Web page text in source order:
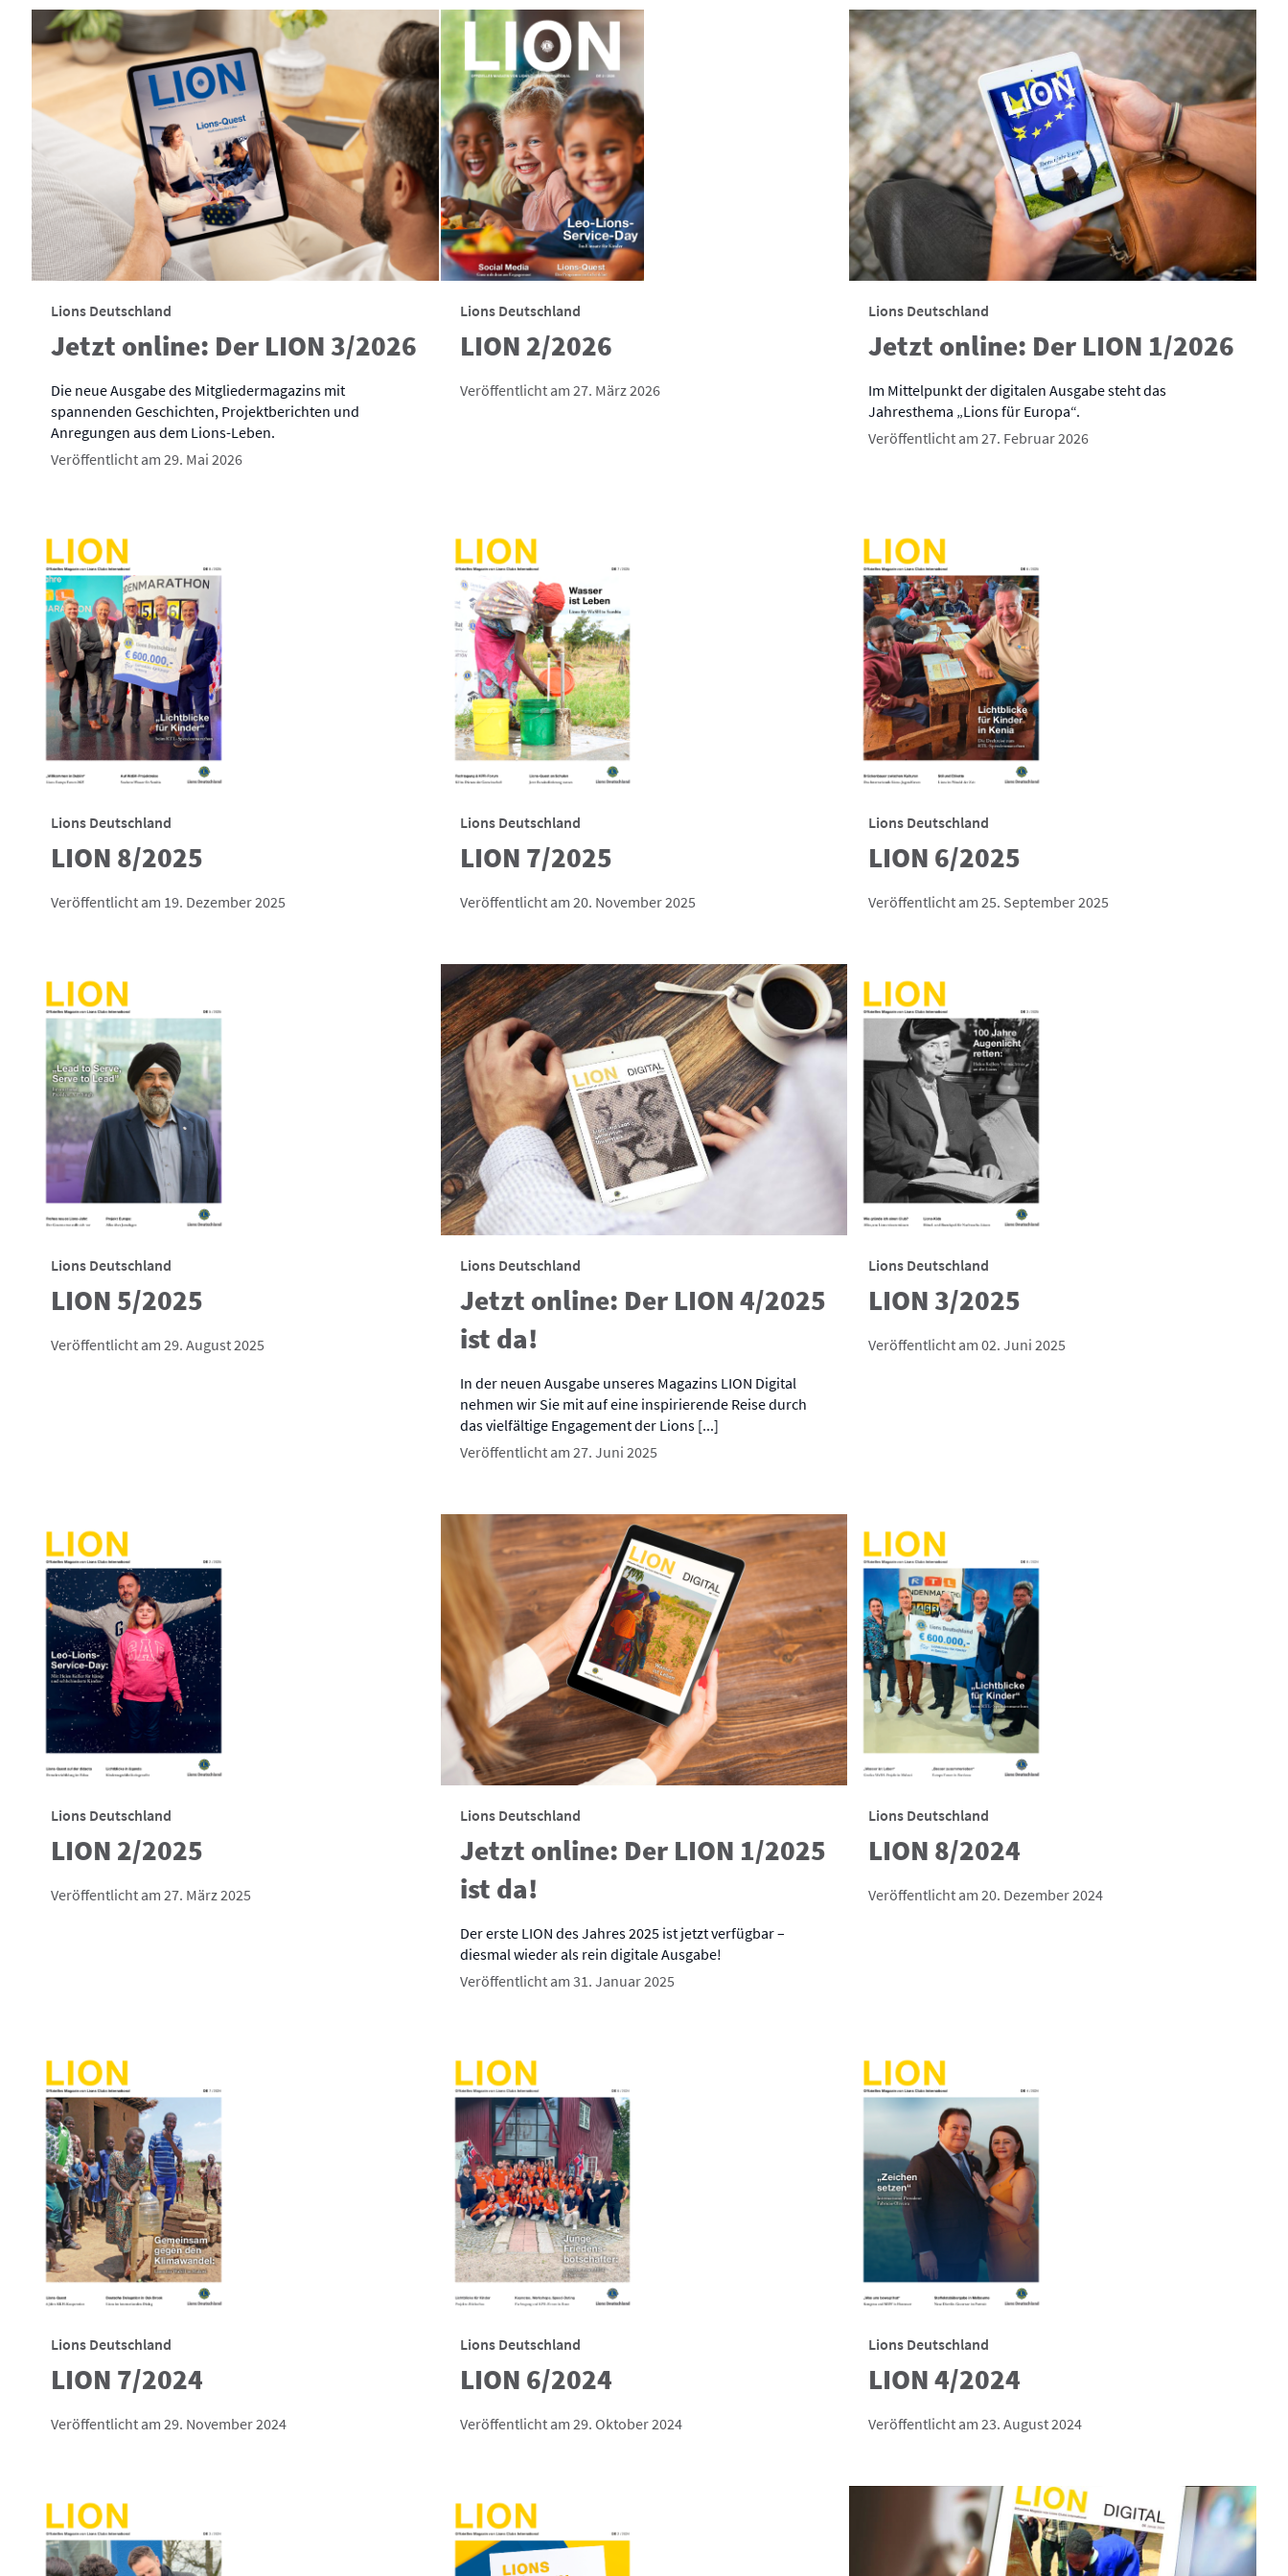
Lions Deutschland
Jetzt online: Der LION 3/2026
Die neue Ausgabe des Mitgliedermagazins mit
spannenden Geschichten, Projektberichten und
Anregungen aus dem Lions-Leben.
Veröffentlicht am 29. Mai 2026
Lions Deutschland
LION 2/2026
Veröffentlicht am 27. März 2026
Lions Deutschland
Jetzt online: Der LION 1/2026
Im Mittelpunkt der digitalen Ausgabe steht das
Jahresthema „Lions für Europa“.
Veröffentlicht am 27. Februar 2026
Lions Deutschland
LION 8/2025
Veröffentlicht am 19. Dezember 2025
Lions Deutschland
LION 7/2025
Veröffentlicht am 20. November 2025
Lions Deutschland
LION 6/2025
Veröffentlicht am 25. September 2025
Lions Deutschland
LION 5/2025
Veröffentlicht am 29. August 2025
Lions Deutschland
Jetzt online: Der LION 4/2025
ist da!
In der neuen Ausgabe unseres Magazins LION Digital
nehmen wir Sie mit auf eine inspirierende Reise durch
das vielfältige Engagement der Lions [...]
Veröffentlicht am 27. Juni 2025
Lions Deutschland
LION 3/2025
Veröffentlicht am 02. Juni 2025
Lions Deutschland
LION 2/2025
Veröffentlicht am 27. März 2025
Lions Deutschland
Jetzt online: Der LION 1/2025
ist da!
Der erste LION des Jahres 2025 ist jetzt verfügbar –
diesmal wieder als rein digitale Ausgabe!
Veröffentlicht am 31. Januar 2025
Lions Deutschland
LION 8/2024
Veröffentlicht am 20. Dezember 2024
Lions Deutschland
LION 7/2024
Veröffentlicht am 29. November 2024
Lions Deutschland
LION 6/2024
Veröffentlicht am 29. Oktober 2024
Lions Deutschland
LION 4/2024
Veröffentlicht am 23. August 2024